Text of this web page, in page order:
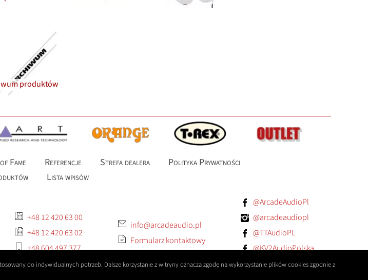
produktów
Fame Referencje Strefa dealera
Polityka Prywatności
Lista wpisów
+48 12 420 63 00
+48 12 420 63 02
+48 604 497 377
info@arcadeaudio.pl
Formularz kontaktowy
@ArcadeAudioPl
@arcadeaudiopl
@TTAudioPL
@KV2AudioPolska
@orangeampspoland
do indywidualnych potrzeb. Dalsze korzystanie z witryny oznacza zgodę na wykorzystanie plików cookies zgodnie z